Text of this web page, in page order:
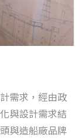
需求，經由政
與設計需求結
與造船廠品牌